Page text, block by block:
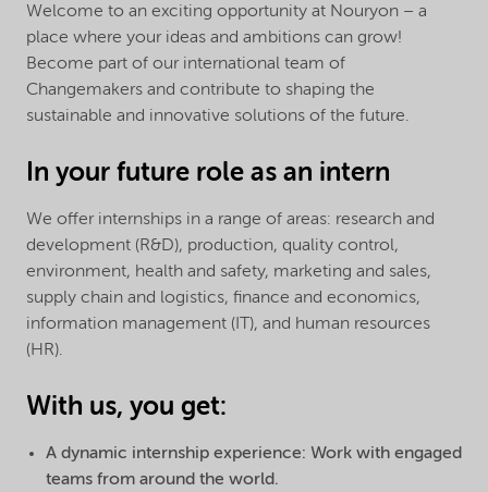
Welcome to an exciting opportunity at Nouryon – a
place where your ideas and ambitions can grow!
Become part of our international team of
Changemakers and contribute to shaping the
sustainable and innovative solutions of the future.
In your future role as an intern
We offer internships in a range of areas: research and
development (R&D), production, quality control,
environment, health and safety, marketing and sales,
supply chain and logistics, finance and economics,
information management (IT), and human resources
(HR).
With us, you get:
A dynamic internship experience: Work with engaged
teams from around the world.